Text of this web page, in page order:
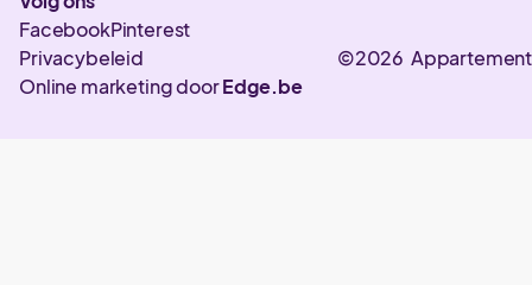
FacebookPinterest
©2026
Privacybeleid
Online marketing doorEdge.be